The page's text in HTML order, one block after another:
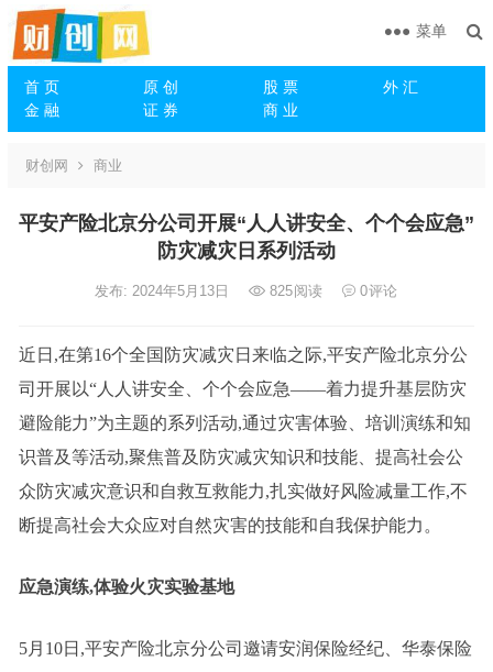
首 页 原 创 股 票
外 汇
金 融
证 券 商 业
菜单
财创网 商业
平安产险北京分公司开展“人人讲安全、个个会应急”
防灾减灾日系列活动
发布: 2024年5月13日 825阅读 0评论
近日,在第16个全国防灾减灾日来临之际,平安产险北京分公
司开展以“人人讲安全、个个会应急——着力提升基层防灾
避险能力”为主题的系列活动,通过灾害体验、培训演练和知
识普及等活动,聚焦普及防灾减灾知识和技能、提高社会公
众防灾减灾意识和自救互救能力,扎实做好风险减量工作,不
断提高社会大众应对自然灾害的技能和自我保护能力。
应急演练,体验火灾实验基地
5月10日,平安产险北京分公司邀请安润保险经纪、华泰保险